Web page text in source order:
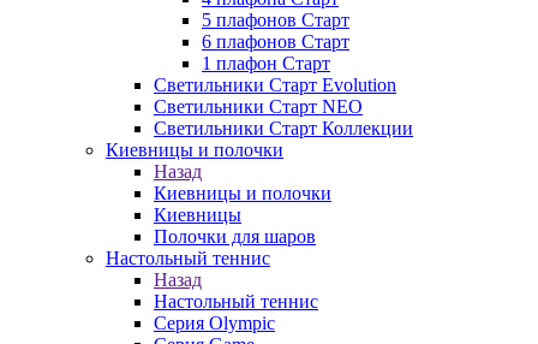
5 плафонов Старт
6 плафонов Старт
1 плафон Старт
Светильники Старт Evolution
Светильники Старт NEO
Светильники Старт Коллекции
Киевницы и полочки
Назад
Киевницы и полочки
Киевницы
Полочки для шаров
Настольный теннис
Назад
Настольный теннис
Серия Olympic